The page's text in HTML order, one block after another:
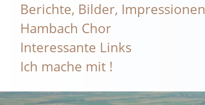
Berichte, Bilder, Impressionen
Hambach Chor
Interessante Links
Ich mache mit !